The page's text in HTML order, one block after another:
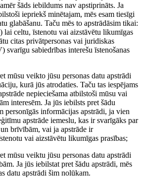
šāds iebildums nav apstiprināts. Ja
iepriekš minētajam, mēs esam tiesīgi
glabāšanu. Taču mēs to apstrādāsim tikai:
lai celtu, īstenotu vai aizstāvētu likumīgas
citas privātpersonas vai juridiskas
svarīgu sabiedrības interešu īstenošanas
mūsu veikto jūsu personas datu apstrādi
kurā jūs atrodaties. Taču tas iespējams
nepieciešama atbilstoši mūsu vai
interesēm. Ja jūs iebilsts pret šādu
personīgās informācijas apstrādi, ja vien
apstrāde iemeslu, kas ir svarīgāks par
brīvībām, vai ja apstrāde ir
vai aizstāvētu likumīgas prasības;
mūsu veiktu jūsu personas datu apstrādi
Ja jūs iebilstat pret šādu apstrādi, mēs
datu apstrādi šim nolūkam.